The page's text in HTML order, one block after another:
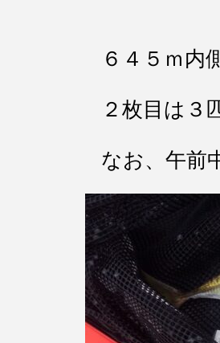
６４５ｍ
２枚目は３
なお、午前